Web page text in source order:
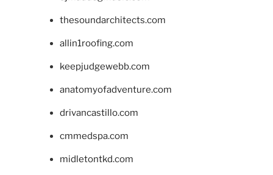
thesoundarchitects.com
allin1roofing.com
keepjudgewebb.com
anatomyofadventure.com
drivancastillo.com
cmmedspa.com
midletontkd.com